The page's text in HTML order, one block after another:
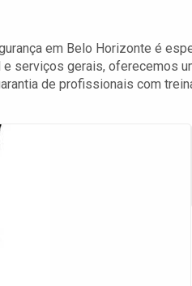
em Belo Horizonte é
serviços gerais, oferecemos
de profissionais com